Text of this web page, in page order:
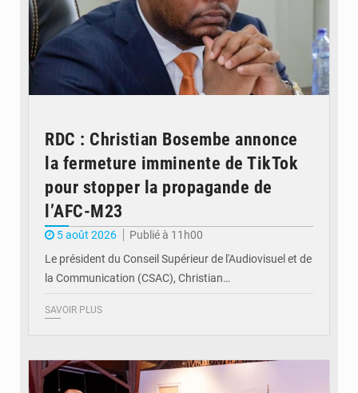
RDC : Christian Bosembe annonce
la fermeture imminente de TikTok
pour stopper la propagande de
l’AFC-M23
5 août 2026
Publié à 11h00
Le président du Conseil Supérieur de l'Audiovisuel et de
la Communication (CSAC), Christian…
SAVOIR PLUS